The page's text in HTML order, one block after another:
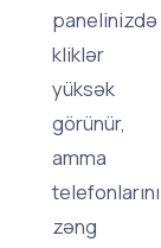
panelinizdə
kliklər
yüksək
görünür,
amma
zəng